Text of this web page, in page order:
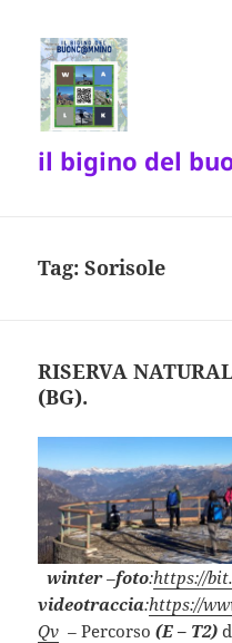
il bigino del
Tag:Sorisole
RISERVA
(BG).
winter–foto:https://
videotraccia:https://
Qv – Percorso(E – T2)